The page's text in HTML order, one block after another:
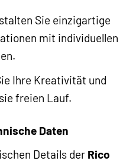
Sie einzigartige
mit individuellen
Ihre Kreativität und
freien Lauf.
Daten
Details der Rico